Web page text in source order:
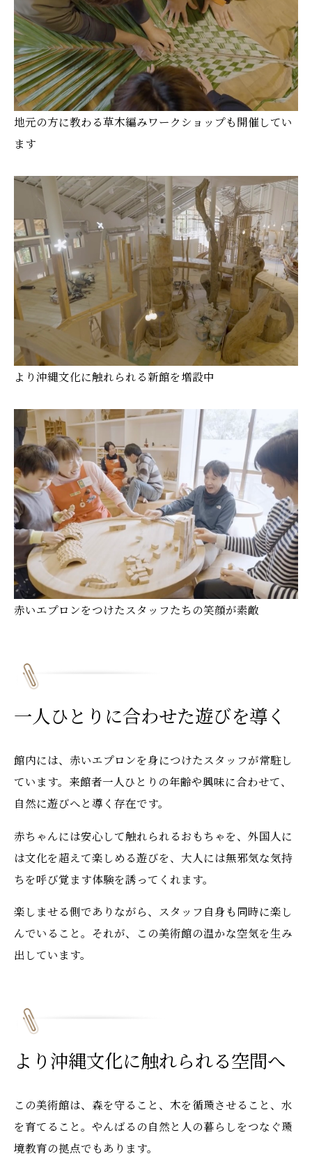
地元の方に教わる草木編みワークショップも開催してい
ます
より沖縄文化に触れられる新館を増設中
赤いエプロンをつけたスタッフたちの笑顔が素敵
一人ひとりに合わせた遊びを導く
館内には、赤いエプロンを身につけたスタッフが常駐し
ています。来館者一人ひとりの年齢や興味に合わせて、
自然に遊びへと導く存在です。
赤ちゃんには安心して触れられるおもちゃを、外国人に
は文化を超えて楽しめる遊びを、大人には無邪気な気持
ちを呼び覚ます体験を誘ってくれます。
楽しませる側でありながら、スタッフ自身も同時に楽し
んでいること。それが、この美術館の温かな空気を生み
出しています。
より沖縄文化に触れられる空間へ
この美術館は、森を守ること、木を循環させること、水
を育てること。やんばるの自然と人の暮らしをつなぐ環
境教育の拠点でもあります。